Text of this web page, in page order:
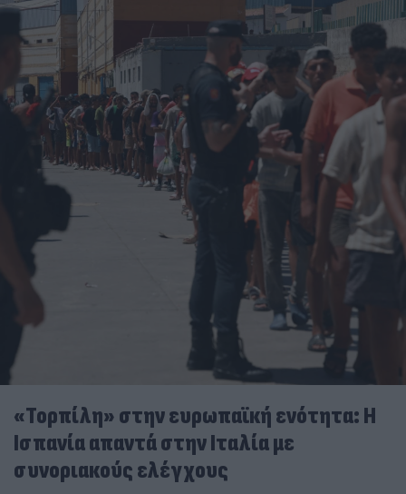
«Τορπίλη» στην ευρωπαϊκή ενότητα: Η
Ισπανία απαντά στην Ιταλία με
συνοριακούς ελέγχους